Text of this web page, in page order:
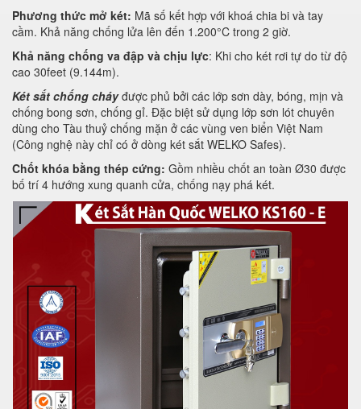
Phương thức mở két: Mã số kết hợp với khoá chia bi và tay
cầm. Khả năng chống lửa lên đến 1.200°C trong 2 giờ.
Khả năng chống va đập và chịu lực: Khi cho két rơi tự do từ độ
cao 30feet (9.144m).
Két sắt chống cháyđược phủ bởi các lớp sơn dày, bóng, mịn và
chống bong sơn, chống gỉ. Đặc biệt sử dụng lớp sơn lót chuyên
dùng cho Tàu thuỷ chống mặn ở các vùng ven biển Việt Nam
(Công nghệ này chỉ có ở dòng két sắt WELKO Safes).
Chốt khóa bằng thép cứng: Gồm nhiều chốt an toàn Ø30 được
bố trí 4 hướng xung quanh cửa, chống nạy phá két.